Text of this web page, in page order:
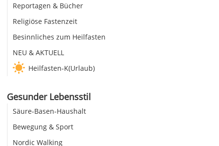
Reportagen & Bücher
Religiöse Fastenzeit
Besinnliches zum Heilfasten
NEU & AKTUELL
Heilfasten-K(Urlaub)
Gesunder Lebensstil
Säure-Basen-Haushalt
Bewegung & Sport
Nordic Walking